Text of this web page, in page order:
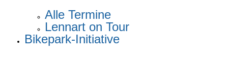
Alle Termine
Lennart on Tour
Bikepark-Initiative